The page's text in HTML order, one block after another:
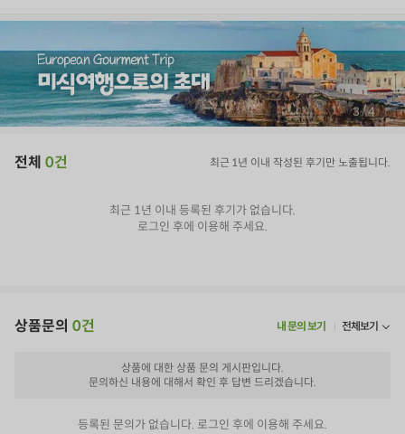
4/4
전체 0건 최근 1년 이내 작성된 후기만 노출됩니다.
최근 1년 이내 등록된 후기가 없습니다.
로그인 후에 이용해 주세요.
상품문의 0건 내 문의 보기 전체보기
상품에 대한 상품 문의 게시판입니다.
문의하신 내용에 대해서 확인 후 답변 드리겠습니다.
등록된 문의가 없습니다. 로그인 후에 이용해 주세요.